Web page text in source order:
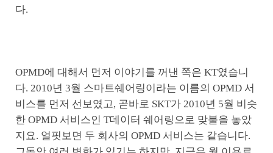
다.
OPMD에 대해서 먼저 이야기를 꺼낸 쪽은 KT였습니
다. 2010년 3월 스마트쉐어링이라는 이름의 OPMD 서
비스를 먼저 선보였고, 곧바로 SKT가 2010년 5월 비슷
한 OPMD 서비스인 T데이터 쉐어링으로 맞불을 놓았
지요. 얼핏보면 두 회사의 OPMD 서비스는 같습니다.